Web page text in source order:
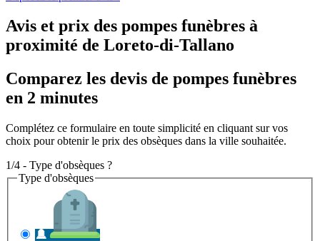
Avis et prix des pompes funèbres à
proximité de Loreto-di-Tallano
Comparez les devis de pompes funèbres
en 2 minutes
Complétez ce formulaire en toute simplicité en cliquant sur vos
choix pour obtenir le prix des obsèques dans la ville souhaitée.
1/4 - Type d'obsèques ?
Type d'obsèques